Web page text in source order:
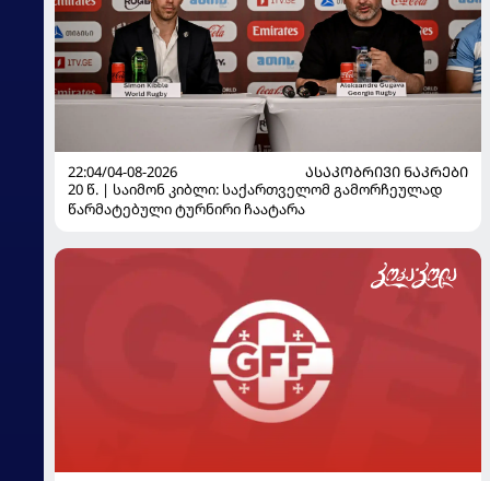
22:04/04-08-2026
ᲐᲡᲐᲙᲝᲑᲠᲘᲕᲘ ᲜᲐᲙᲠᲔᲑᲘ
20 წ. | საიმონ კიბლი: საქართველომ გამორჩეულად
წარმატებული ტურნირი ჩაატარა